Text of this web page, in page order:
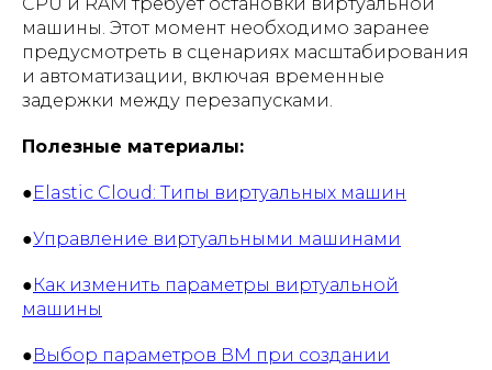
машины. Этот момент необходимо заранее
предусмотреть в сценариях масштабирования
и автоматизации, включая временные
задержки между перезапусками.
Полезные материалы:
●Elastic Cloud: Типы виртуальных машин
●Управление виртуальными машинами
●Как изменить параметры виртуальной
машины
●Выбор параметров ВМ при создании